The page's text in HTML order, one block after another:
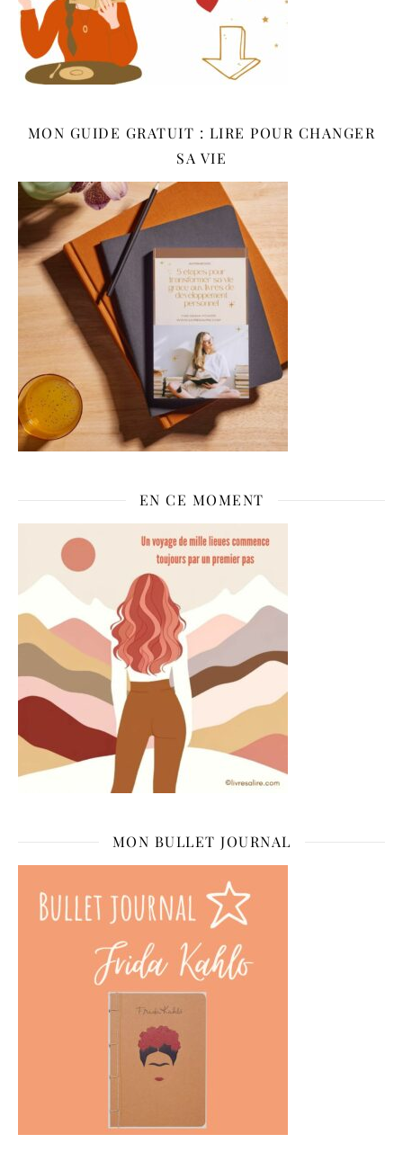
MON GUIDE GRATUIT : LIRE POUR CHANGER
SA VIE
EN CE MOMENT
MON BULLET JOURNAL